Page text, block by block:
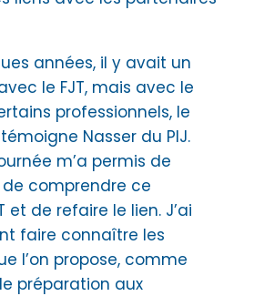
années, il y avait un
le FJT, mais avec le
professionnels, le
Nasser du PIJ.
m’a permis de
comprendre ce
et de refaire le lien. J’ai
faire connaître les
l’on propose, comme
préparation aux